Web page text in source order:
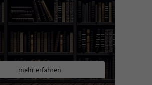
mehr erfahren